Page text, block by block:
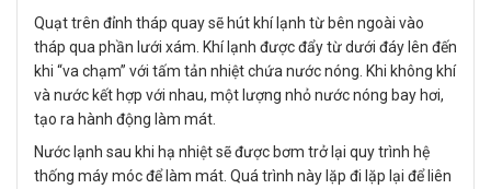
Quạt trên đỉnh tháp quay sẽ hút khí lạnh từ bên ngoài vào
tháp qua phần lưới xám. Khí lạnh được đẩy từ dưới đáy lên đến
khi “va chạm” với tấm tản nhiệt chứa nước nóng. Khi không khí
và nước kết hợp với nhau, một lượng nhỏ nước nóng bay hơi,
tạo ra hành động làm mát.
Nước lạnh sau khi hạ nhiệt sẽ được bơm trở lại quy trình hệ
thống máy móc để làm mát. Quá trình này lặp đi lặp lại để liên